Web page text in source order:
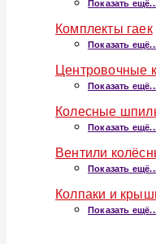
Показать
Комплекты гаек
Показать
Центровочные
Показать
Колесные
Показать
Вентили
Показать
Колпаки и
Показать